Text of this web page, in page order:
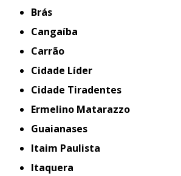
Brás
Cangaíba
Carrão
Cidade Líder
Cidade Tiradentes
Ermelino Matarazzo
Guaianases
Itaim Paulista
Itaquera